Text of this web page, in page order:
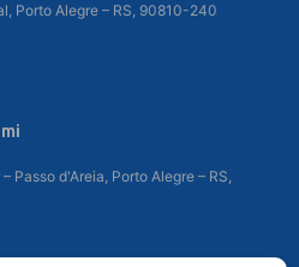
Porto Alegre – RS, 90810-240
Passo d'Areia, Porto Alegre – RS,